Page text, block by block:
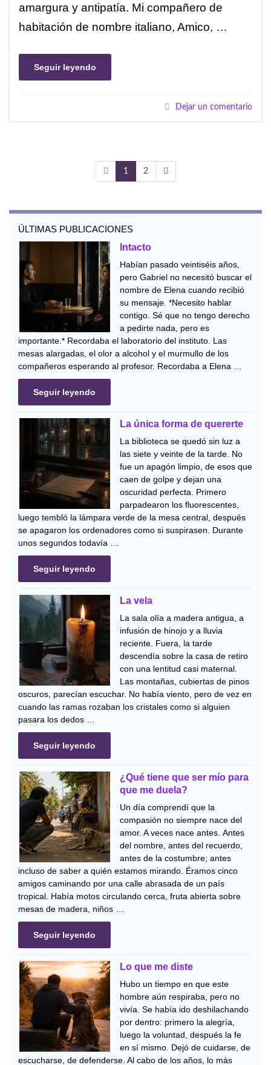
amargura y antipatía. Mi compañero de
habitación de nombre italiano, Amico, …
Seguir leyendo
Dejar un comentario
1 2
ÚLTIMAS PUBLICACIONES
Intacto
Habían pasado veintiséis años,
pero Gabriel no necesitó buscar el
nombre de Elena cuando recibió
su mensaje. *Necesito hablar
contigo. Sé que no tengo derecho
a pedirte nada, pero es
importante.* Recordaba el laboratorio del instituto. Las
mesas alargadas, el olor a alcohol y el murmullo de los
compañeros esperando al profesor. Recordaba a Elena …
Seguir leyendo
La única forma de quererte
La biblioteca se quedó sin luz a
las siete y veinte de la tarde. No
fue un apagón limpio, de esos que
caen de golpe y dejan una
oscuridad perfecta. Primero
parpadearon los fluorescentes,
luego tembló la lámpara verde de la mesa central, después
se apagaron los ordenadores como si suspirasen. Durante
unos segundos todavía …
Seguir leyendo
La vela
La sala olía a madera antigua, a
infusión de hinojo y a lluvia
reciente. Fuera, la tarde
descendía sobre la casa de retiro
con una lentitud casi maternal.
Las montañas, cubiertas de pinos
oscuros, parecían escuchar. No había viento, pero de vez en
cuando las ramas rozaban los cristales como si alguien
pasara los dedos …
Seguir leyendo
¿Qué tiene que ser mío para
que me duela?
Un día comprendí que la
compasión no siempre nace del
amor. A veces nace antes. Antes
del nombre, antes del recuerdo,
antes de la costumbre; antes
incluso de saber a quién estamos mirando. Éramos cinco
amigos caminando por una calle abrasada de un país
tropical. Había motos circulando cerca, fruta abierta sobre
mesas de madera, niños …
Seguir leyendo
Lo que me diste
Hubo un tiempo en que este
hombre aún respiraba, pero no
vivía. Se había ido deshilachando
por dentro: primero la alegría,
luego la voluntad, después la fe
en sí mismo. Dejó de cuidarse, de
escucharse, de defenderse. Al cabo de los años, lo más